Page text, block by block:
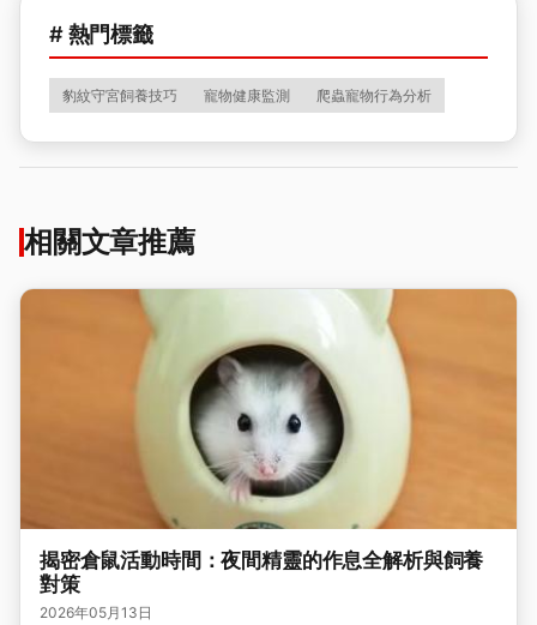
# 熱門標籤
豹紋守宮飼養技巧 寵物健康監測 爬蟲寵物行為分析
相關文章推薦
揭密倉鼠活動時間：夜間精靈的作息全解析與飼養
對策
2026年05月13日